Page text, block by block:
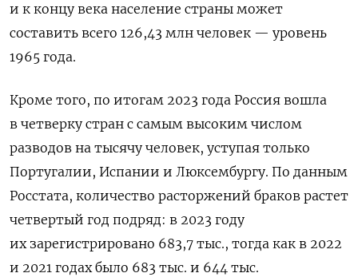
и к концу века население страны может
составить всего 126,43 млн человек — уровень
1965 года.
Кроме того, по итогам 2023 года Россия вошла
в четверку стран с самым высоким числом
разводов на тысячу человек, уступая только
Португалии, Испании и Люксембургу. По данным
Росстата, количество расторжений браков растет
четвертый год подряд: в 2023 году
их зарегистрировано 683,7 тыс., тогда как в 2022
и 2021 годах было 683 тыс. и 644 тыс.